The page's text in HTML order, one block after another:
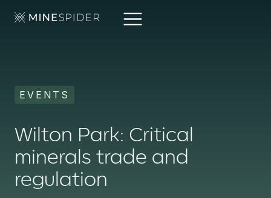
EVENTS
Wilton Park: Critical
minerals trade and
regulation